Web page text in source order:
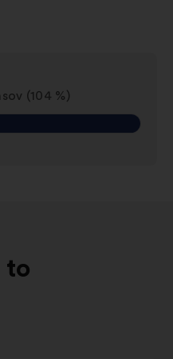
(104 %)
to